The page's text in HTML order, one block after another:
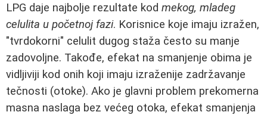
LPG daje najbolje rezultate kod mekog, mladeg
celulita u početnoj fazi. Korisnice koje imaju izražen,
"tvrdokorni" celulit dugog staža često su manje
zadovoljne. Takođe, efekat na smanjenje obima je
vidljiviji kod onih koji imaju izraženije zadržavanje
tečnosti (otoke). Ako je glavni problem prekomerna
masna naslaga bez većeg otoka, efekat smanjenja